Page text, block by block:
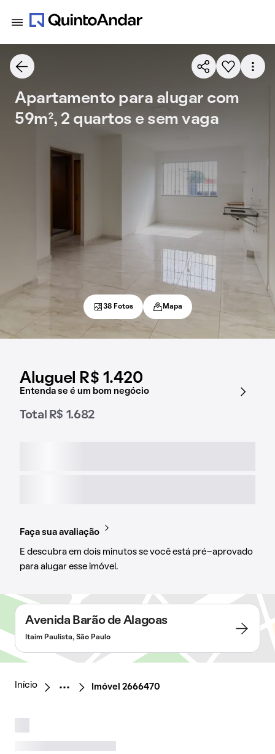
Aluguel R$ 1.420
Entenda se é um bom negócio
Total R$ 1.682
Faça sua avaliação
E descubra em dois minutos se você está pré-aprovado
para alugar esse imóvel.
Apartamento para alugar com
59m², 2 quartos e sem vaga
38 Fotos Mapa
Avenida Barão de Alagoas
Itaim Paulista, São Paulo
Início Imóvel 2666470